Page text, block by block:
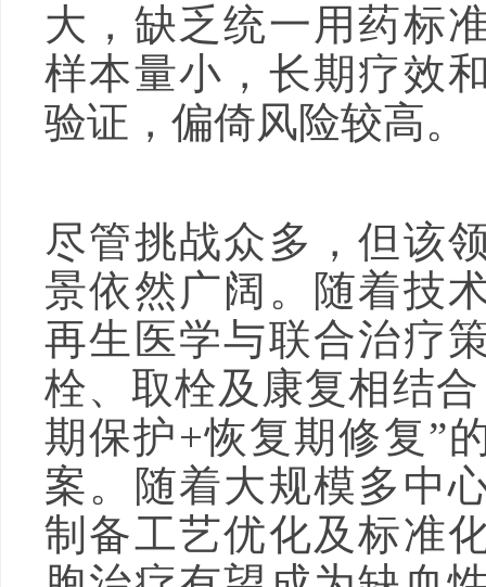
大，缺乏统一用药标
样本量小，长期疗效
验证，偏倚风险较高。
尽管挑战众多，但该
景依然广阔。随着技
再生医学与联合治疗
栓、取栓及康复相结
期保护+恢复期修复”
案。随着大规模多中
制备工艺优化及标准